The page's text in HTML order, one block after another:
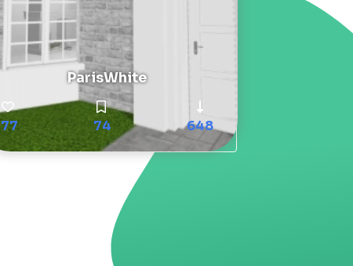
ParisWhite
77 74 648